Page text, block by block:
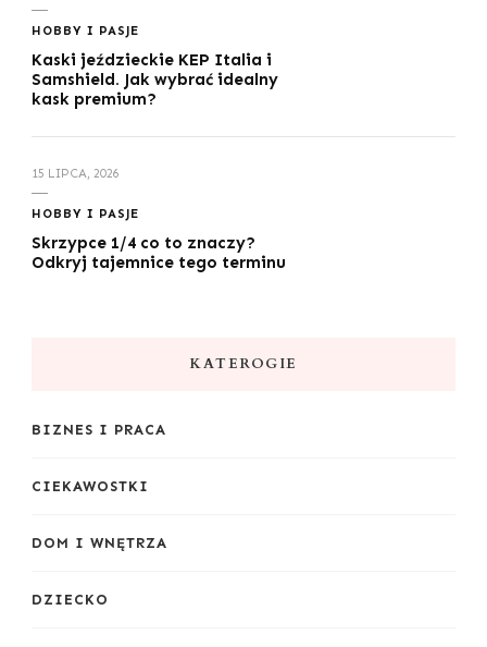
HOBBY I PASJE
Kaski jeździeckie KEP Italia i
Samshield. Jak wybrać idealny
kask premium?
15 LIPCA, 2026
HOBBY I PASJE
Skrzypce 1/4 co to znaczy?
Odkryj tajemnice tego terminu
KATEROGIE
BIZNES I PRACA
CIEKAWOSTKI
DOM I WNĘTRZA
DZIECKO